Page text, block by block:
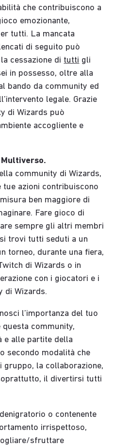
che contribuiscono a
emozionante,
tutti. La mancata
di seguito può
cessazione di tutti gli
in possesso, oltre alla
bando da community ed
legale. Grazie
di Wizards può
accogliente e
community di Wizards,
azioni contribuiscono
ben maggiore di
Fare gioco di
sempre gli altri membri
trovi tutti seduti a un
torneo, durante una fiera,
di Wizards o in
con i giocatori e i
di Wizards.
l’importanza del tuo
community,
e alle partite della
secondo modalità che
la collaborazione,
il divertirsi tutti
o contenente
irrispettoso,
sfruttare